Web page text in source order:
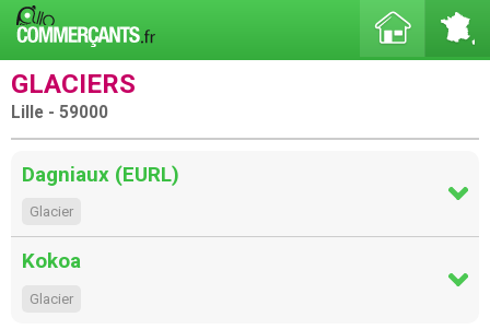
GLACIERS
Lille - 59000
Dagniaux (EURL)
Glacier
Kokoa
Glacier